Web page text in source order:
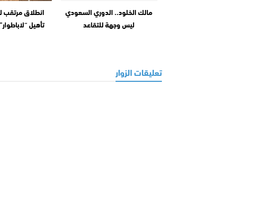
مالك الخلود.. الدوري السعودي
ليس وجهة للتقاعد
انطلاق مرتقب
تأهيل
تعليقات الزوار